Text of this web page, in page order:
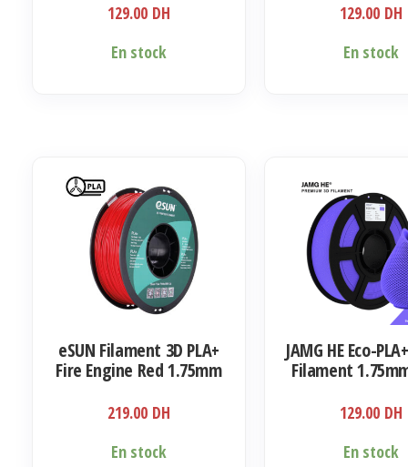
129.00 DH
En stock
129.00 DH
En stock
eSUN Filament 3D PLA+
Fire Engine Red 1.75mm
219.00 DH
En stock
JAMG HE Eco-
Filament
129.00 DH
En stock